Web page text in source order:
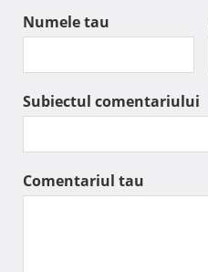
Numele tau
Subiectul comentariului
Comentariul tau